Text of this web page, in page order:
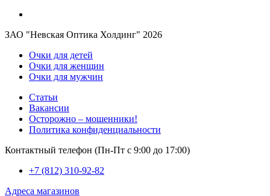
ЗАО "Невская Оптика Холдинг" 2026
Очки для детей
Очки для женщин
Очки для мужчин
Статьи
Вакансии
Осторожно – мошенники!
Политика конфиденциальности
Контактный телефон (Пн-Пт с 9:00 до 17:00)
+7 (812) 310-92-82
Адреса магазинов